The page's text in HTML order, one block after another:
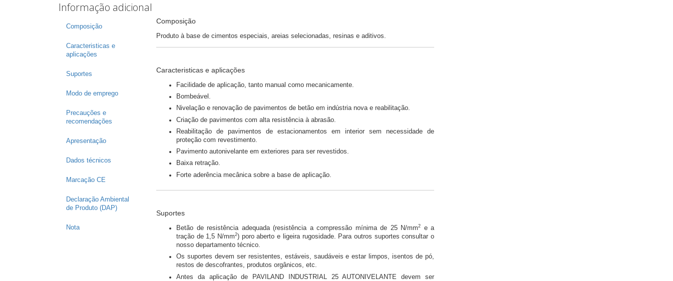
Informação adicional
Composição
Caracteristicas e
aplicações
Suportes
Modo de emprego
Precauções e
recomendações
Apresentação
Dados técnicos
Marcação CE
Declaração Ambiental
de Produto (DAP)
Nota
Composição
Produto à base de cimentos especiais, areias selecionadas, resinas e aditivos.
Caracteristicas e aplicações
Facilidade de aplicação, tanto manual como mecanicamente.
Bombeável.
Nivelação e renovação de pavimentos de betão em indústria nova e reabilitação.
Criação de pavimentos com alta resistência à abrasão.
Reabilitação de pavimentos de estacionamentos em interior sem necessidade de
proteção com revestimento.
Pavimento autonivelante em exteriores para ser revestidos.
Baixa retração.
Forte aderência mecânica sobre a base de aplicação.
Suportes
Betão de resistência adequada (resistência a compressão mínima de 25 N/mm2
e a
tração de 1,5 N/mm2) poro aberto e ligeira rugosidade. Para outros suportes consultar o
nosso departamento técnico.
Os suportes devem ser resistentes, estáveis, saudáveis e estar limpos, isentos de pó,
restos de descofrantes, produtos orgânicos, etc.
Antes da aplicação de PAVILAND INDUSTRIAL 25 AUTONIVELANTE devem ser